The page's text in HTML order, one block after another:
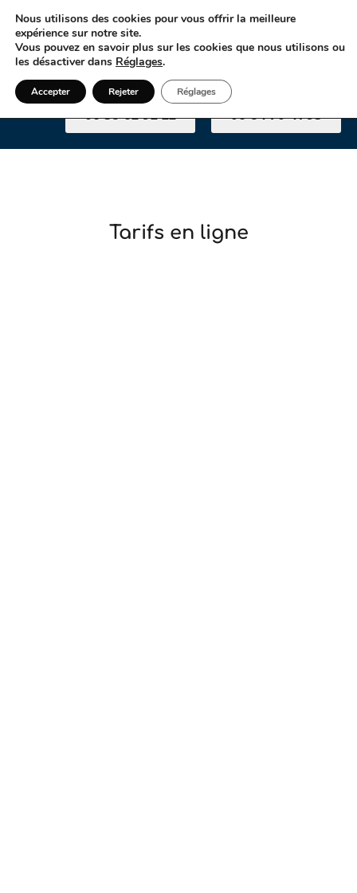
06 58 62 92 22 06 84 70 41 95
Tarifs en ligne
Nous utilisons des cookies pour vous offrir la meilleure
expérience sur notre site.
Vous pouvez en savoir plus sur les cookies que nous utilisons ou
les désactiver dans Réglages.
Accepter Rejeter Réglages